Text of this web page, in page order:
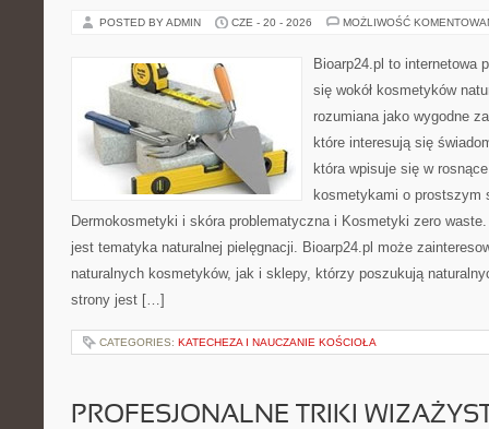
POSTED BY ADMIN CZE - 20 - 2026 MOŻLIWOŚĆ
Bioarp24.pl to internetowa
się wokół kosmetyków
rozumiana jako wygodne
które interesują się
która wpisuje się w
kosmetykami o prostszym
Dermokosmetyki i skóra problematyczna i Kosmetyki zero
jest tematyka naturalnej pielęgnacji. Bioarp24.pl może
naturalnych kosmetyków, jak i sklepy, którzy poszukują
strony jest […]
CATEGORIES: KATECHEZA I NAUCZANIE KOŚCIOŁA
PROFESJONALNE TRIKI